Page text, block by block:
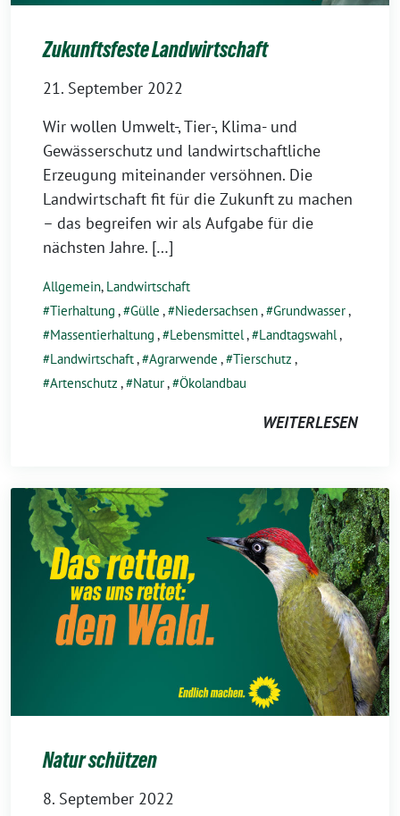
Zukunftsfeste Landwirtschaft
21. September 2022
Wir wollen Umwelt-, Tier-, Klima- und
Gewässerschutz und landwirtschaftliche
Erzeugung miteinander versöhnen. Die
Landwirtschaft fit für die Zukunft zu machen
– das begreifen wir als Aufgabe für die
nächsten Jahre. […]
Allgemein, Landwirtschaft
Tierhaltung , Gülle , Niedersachsen, Grundwasser,
Massentierhaltung , Lebensmittel, Landtagswahl,
Landwirtschaft, Agrarwende , Tierschutz ,
Artenschutz , Natur, Ökolandbau
WEITERLESEN
Natur schützen
8. September 2022